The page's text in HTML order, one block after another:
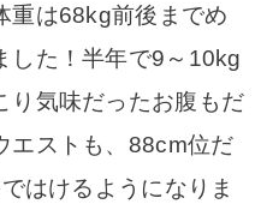
は68kg前後までめ
した！半年で9～10kg
り気味だったお腹もだ
エストも、88cm位だ
はけるようになりま